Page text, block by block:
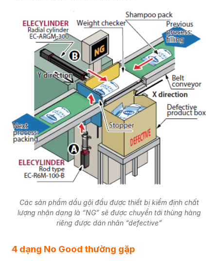
Các sản phẩm dầu gội đầu được thiết bị kiểm định chất
lượng nhận dạng là “NG” sẽ được chuyển tới thùng hàng
riêng được dán nhãn “defective”
4 dạng No Good thường gặp